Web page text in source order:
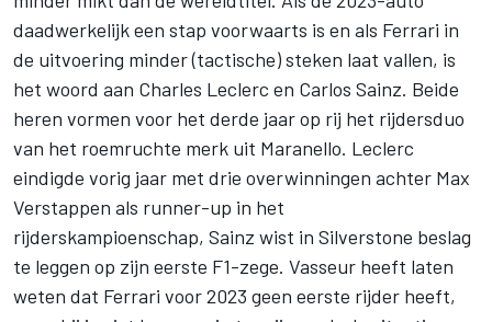
daadwerkelijk een stap voorwaarts is en als Ferrari in
de uitvoering minder (tactische) steken laat vallen, is
het woord aan Charles Leclerc en Carlos Sainz. Beide
heren vormen voor het derde jaar op rij het rijdersduo
van het roemruchte merk uit Maranello. Leclerc
eindigde vorig jaar met drie overwinningen achter Max
Verstappen als runner-up in het
rijderskampioenschap, Sainz wist in Silverstone beslag
te leggen op zijn eerste F1-zege. Vasseur heeft laten
weten dat Ferrari voor 2023 geen eerste rijder heeft,